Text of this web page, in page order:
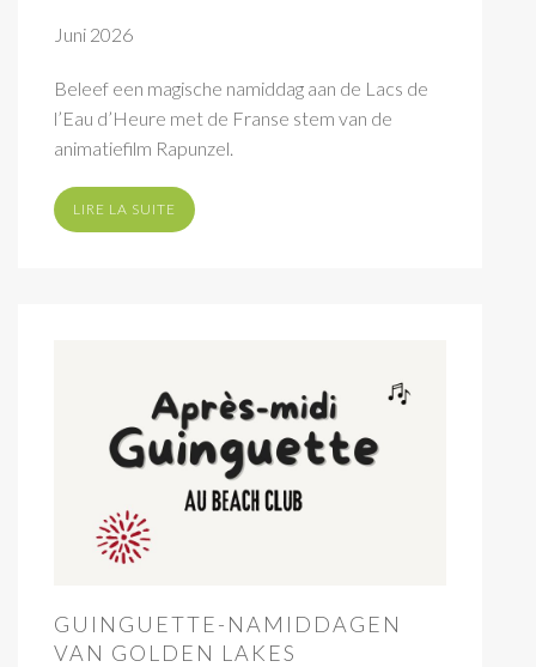
Juni 2026
Beleef een magische namiddag aan de Lacs de
l’Eau d’Heure met de Franse stem van de
animatiefilm Rapunzel.
LIRE LA SUITE
GUINGUETTE-NAMIDDAGEN
VAN GOLDEN LAKES